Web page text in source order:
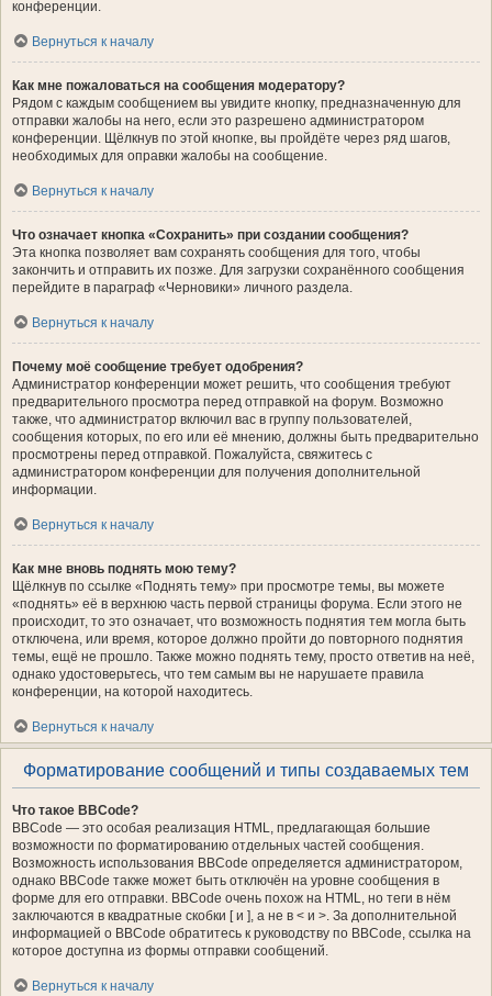
конференции.
Вернуться к началу
Как мне пожаловаться на сообщения модератору?
Рядом с каждым сообщением вы увидите кнопку, предназначенную для
отправки жалобы на него, если это разрешено администратором
конференции. Щёлкнув по этой кнопке, вы пройдёте через ряд шагов,
необходимых для оправки жалобы на сообщение.
Вернуться к началу
Что означает кнопка «Сохранить» при создании сообщения?
Эта кнопка позволяет вам сохранять сообщения для того, чтобы
закончить и отправить их позже. Для загрузки сохранённого сообщения
перейдите в параграф «Черновики» личного раздела.
Вернуться к началу
Почему моё сообщение требует одобрения?
Администратор конференции может решить, что сообщения требуют
предварительного просмотра перед отправкой на форум. Возможно
также, что администратор включил вас в группу пользователей,
сообщения которых, по его или её мнению, должны быть предварительно
просмотрены перед отправкой. Пожалуйста, свяжитесь с
администратором конференции для получения дополнительной
информации.
Вернуться к началу
Как мне вновь поднять мою тему?
Щёлкнув по ссылке «Поднять тему» при просмотре темы, вы можете
«поднять» её в верхнюю часть первой страницы форума. Если этого не
происходит, то это означает, что возможность поднятия тем могла быть
отключена, или время, которое должно пройти до повторного поднятия
темы, ещё не прошло. Также можно поднять тему, просто ответив на неё,
однако удостоверьтесь, что тем самым вы не нарушаете правила
конференции, на которой находитесь.
Вернуться к началу
Форматирование сообщений и типы создаваемых тем
Что такое BBCode?
BBCode — это особая реализация HTML, предлагающая большие
возможности по форматированию отдельных частей сообщения.
Возможность использования BBCode определяется администратором,
однако BBCode также может быть отключён на уровне сообщения в
форме для его отправки. BBCode очень похож на HTML, но теги в нём
заключаются в квадратные скобки [ и ], а не в < и >. За дополнительной
информацией о BBCode обратитесь к руководству по BBCode, ссылка на
которое доступна из формы отправки сообщений.
Вернуться к началу